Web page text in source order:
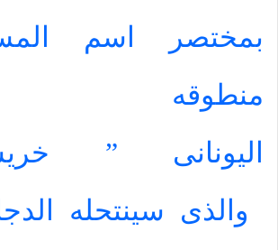
بمختصر اسم
منطوقه
اليونانى ”
والذى سينتحله